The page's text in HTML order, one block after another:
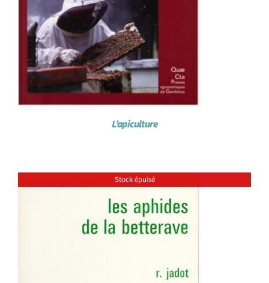
L’apiculture
Stock épuisé